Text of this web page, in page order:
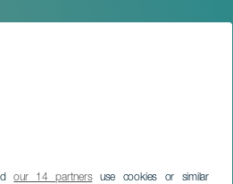
our 14 partnersuse cookies or similar